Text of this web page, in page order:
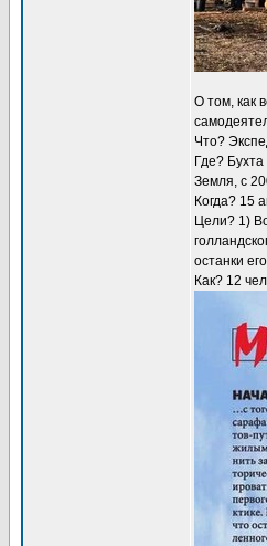
О том, как
Что?
Где?
Земля, с
Когда? 15
Цели? 1)
останки
Как? 12